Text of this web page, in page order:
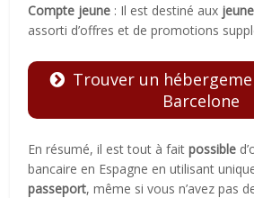
Compte jeune : Il est destiné aux
assorti d’offres et de promotions
Trouver un
Barcelone
En résumé, il est tout à faitpossible
bancaire en Espagne en utilisant
passeport, même si vous n’avez pas